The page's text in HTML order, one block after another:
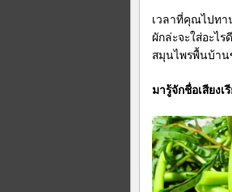
เวลาที่คุณไปทา
ผักล่ะจะใส่อะไ
สมุนไพรพื้นบ้าน
มารู้จักชื่อเสียง